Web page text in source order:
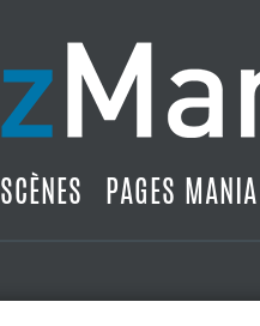
SCÈNES PAGES MANIA